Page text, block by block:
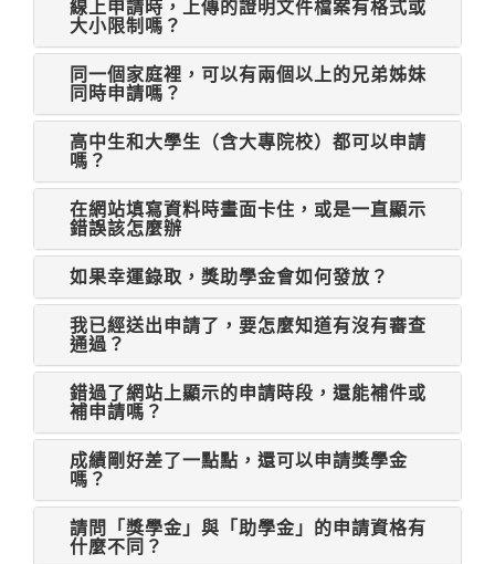
線上申請時，上傳的證明文件檔案有格式或
大小限制嗎？
同一個家庭裡，可以有兩個以上的兄弟姊妹
同時申請嗎？
高中生和大學生（含大專院校）都可以申請
嗎？
在網站填寫資料時畫面卡住，或是一直顯示
錯誤該怎麼辦
如果幸運錄取，獎助學金會如何發放？
我已經送出申請了，要怎麼知道有沒有審查
通過？
錯過了網站上顯示的申請時段，還能補件或
補申請嗎？
成績剛好差了一點點，還可以申請獎學金
嗎？
請問「獎學金」與「助學金」的申請資格有
什麼不同？